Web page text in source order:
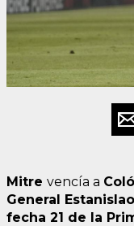
Mitre vencía a
General
fecha 21 de la